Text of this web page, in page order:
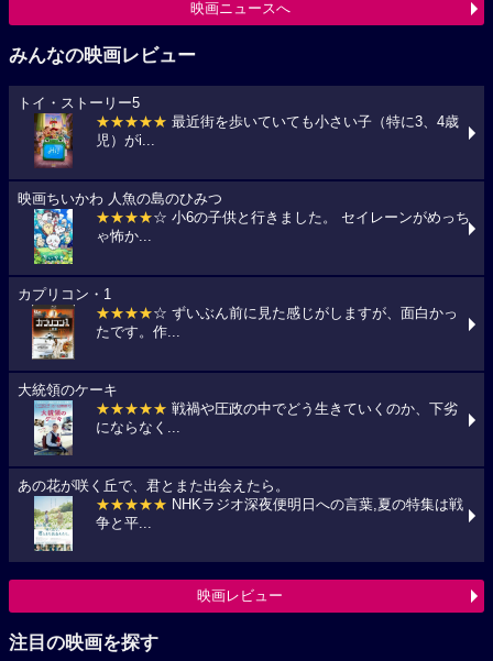
映画ニュースへ
みんなの映画レビュー
トイ・ストーリー5
★★★★★ 最近街を歩いていても小さい子（特に3、4歳
児）がi...
映画ちいかわ 人魚の島のひみつ
★★★★☆ 小6の子供と行きました。 セイレーンがめっち
ゃ怖か...
カプリコン・1
★★★★☆ ずいぶん前に見た感じがしますが、面白かっ
たです。作...
大統領のケーキ
★★★★★ 戦禍や圧政の中でどう生きていくのか、下劣
にならなく...
あの花が咲く丘で、君とまた出会えたら。
★★★★★ NHKラジオ深夜便明日への言葉,夏の特集は戦
争と平...
映画レビュー
注目の映画を探す